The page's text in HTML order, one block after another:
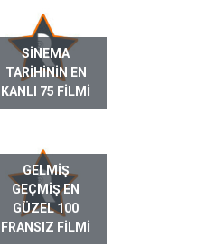
SINEMA
TARIHININ EN
KANLI 75 FILMI
GELMIŞ
GEÇMIŞ EN
GÜZEL 100
FRANSIZ FILMI